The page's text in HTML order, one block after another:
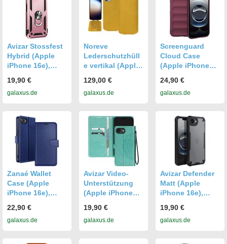
Avizar Stossfest
Hybrid (Apple
iPhone 16e),
Hülle, Rosa
19,90 €
galaxus.de
Noreve
Lederschutzhüll
e vertikal (Apple
Smartphone
Hülle, Gelb
129,00 €
galaxus.de
Screenguard
Cloud Case
(Apple iPhone
Smartphone
Hülle, Rot
24,90 €
galaxus.de
Zanaé Wallet
Case (Apple
iPhone 16e),
Hülle, Blau
22,90 €
galaxus.de
Avizar Video-
Unterstützung
(Apple iPhone
Smartphone
Hülle, Grün
19,90 €
galaxus.de
Avizar Defender
Matt (Apple
iPhone 16e),
Hülle, Schwarz
19,90 €
galaxus.de